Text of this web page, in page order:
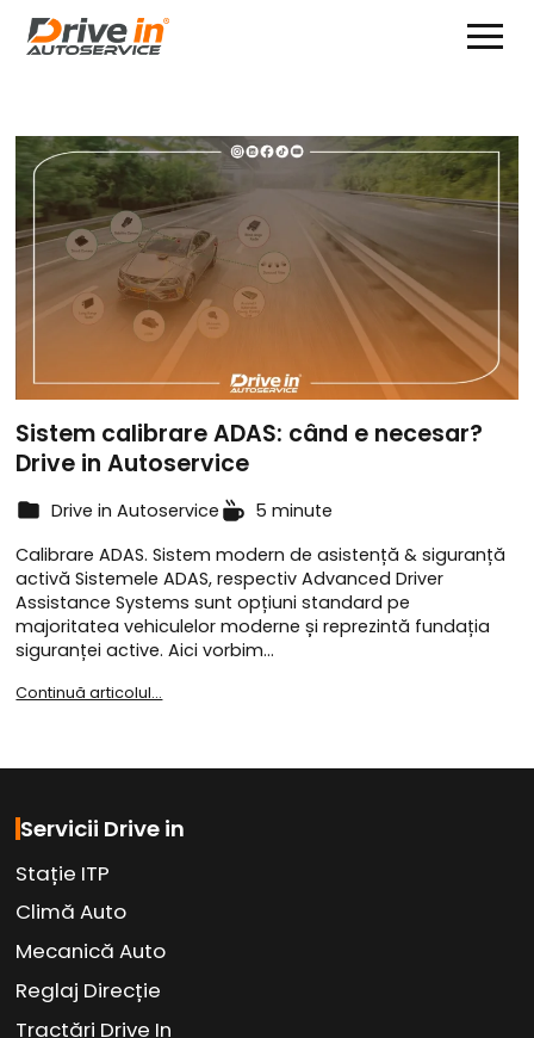
Sistem calibrare ADAS: când e necesar?
Drive in Autoservice
Drive in Autoservice
5 minute
Calibrare ADAS. Sistem modern de asistență & siguranță
activă Sistemele ADAS, respectiv Advanced Driver
Assistance Systems sunt opțiuni standard pe
majoritatea vehiculelor moderne și reprezintă fundația
siguranței active. Aici vorbim…
Continuă articolul...
Servicii Drive in
Stație ITP
Climă Auto
Mecanică Auto
Reglaj Direcție
Tractări Drive In